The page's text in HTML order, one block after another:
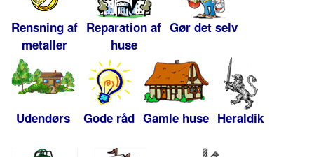
Rensning af
metaller
Reparation af
huse
Gør det selv
Udendørs Gode råd Gamle huse Heraldik